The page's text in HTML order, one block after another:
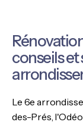
conseils
Le 6e
des-Prés,